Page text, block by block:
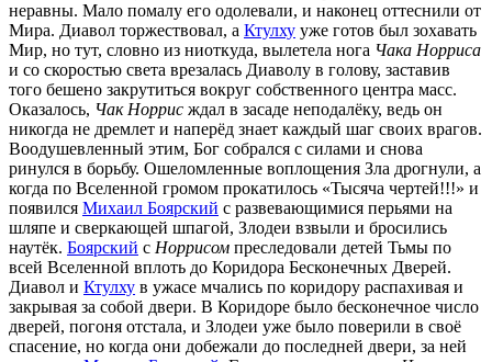
неравны. Мало помалу его одолевали, и наконец оттеснили от
Мира. Диавол торжествовал, а Ктулху уже готов был зохавать
Мир, но тут, словно из ниоткуда, вылетела нога Чака Норриса
и со скоростью света врезалась Диаволу в голову, заставив
того бешено закрутиться вокруг собственного центра масс.
Оказалось, Чак Норрис ждал в засаде неподалёку, ведь он
никогда не дремлет и наперёд знает каждый шаг своих врагов.
Воодушевленный этим, Бог собрался с силами и снова
ринулся в борьбу. Ошеломленные воплощения Зла дрогнули, а
когда по Вселенной громом прокатилось «Тысяча чертей!!!» и
появился Михаил Боярский с развевающимися перьями на
шляпе и сверкающей шпагой, Злодеи взвыли и бросились
наутёк. Боярский с Норрисом преследовали детей Тьмы по
всей Вселенной вплоть до Коридора Бесконечных Дверей.
Диавол и Ктулху в ужасе мчались по коридору распахивая и
закрывая за собой двери. В Коридоре было бесконечное число
дверей, погоня отстала, и Злодеи уже было поверили в своё
спасение, но когда они добежали до последней двери, за ней